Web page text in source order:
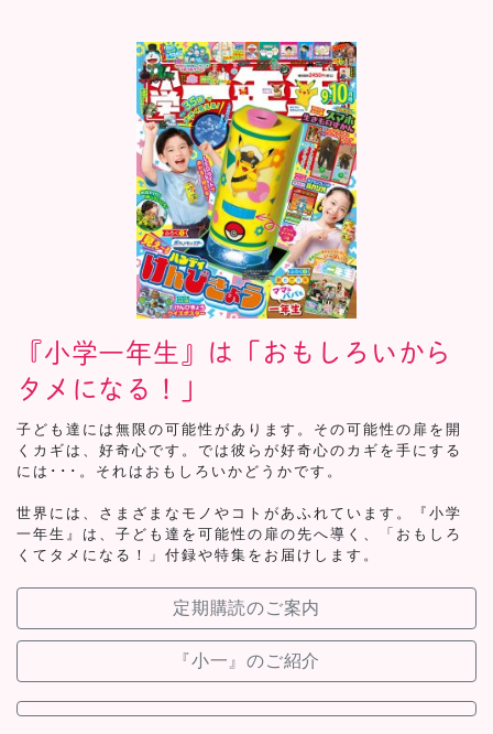
『小学一年生』は「おもしろいから
タメになる！」
子ども達には無限の可能性があります。その可能性の扉を開
くカギは、好奇心です。では彼らが好奇心のカギを手にする
には･･･。それはおもしろいかどうかです。
世界には、さまざまなモノやコトがあふれています。『小学
一年生』は、子ども達を可能性の扉の先へ導く、「おもしろ
くてタメになる！」付録や特集をお届けします。
定期購読のご案内
『小一』のご紹介